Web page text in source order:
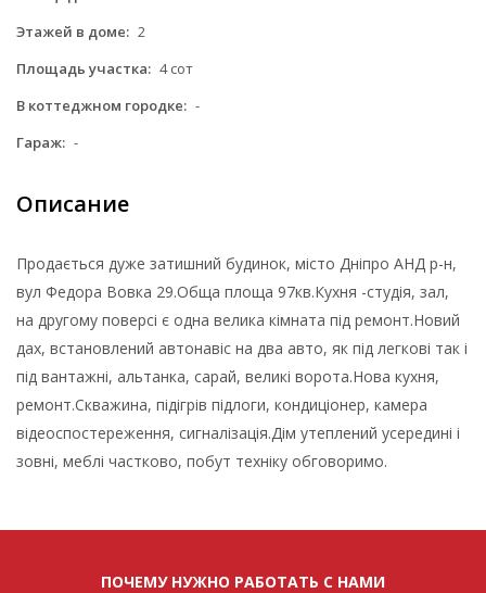
Этажей в доме: 2
Площадь участка: 4 сот
В коттеджном городке: -
Гараж: -
Описание
Продається дуже затишний будинок, місто Дніпро АНД р-н,
вул Федора Вовка 29.Обща площа 97кв.Кухня -студія, зал,
на другому поверсі є одна велика кімната під ремонт.Новий
дах, встановлений автонавіс на два авто, як під легкові так і
під вантажні, альтанка, сарай, великі ворота.Нова кухня,
ремонт.Скважина, підігрів підлоги, кондиціонер, камера
відеоспостереження, сигналізація.Дім утеплений усередині і
зовні, меблі частково, побут техніку обговоримо.
ПОЧЕМУ НУЖНО РАБОТАТЬ С НАМИ